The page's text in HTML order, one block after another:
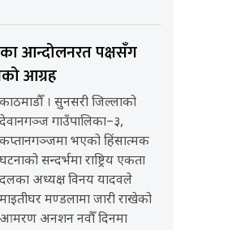
आन्दोलनरत पक्षसँग
आग्रह
काठमाडौँ । सुनसरी जिल्लाको
देवानगञ्ज गाउँपालिका–३,
कप्तानगञ्जमा भएको हिंसात्मक
घटनाको सन्दर्भमा राष्ट्रिय एकता
दलका अध्यक्ष विनय यादवले
माइतीघर मण्डलामा जारी राखेको
आमरण अनशन नवौँ दिनमा